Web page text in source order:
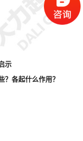
示
？各起什么作用？